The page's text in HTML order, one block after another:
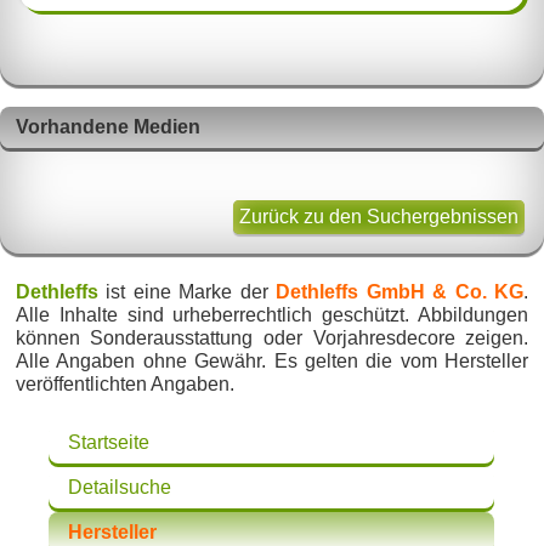
Vorhandene Medien
Zurück zu den Suchergebnissen
Dethleffsist eine Marke der Dethleffs GmbH & Co. KG.
Alle Inhalte sind urheberrechtlich geschützt. Abbildungen
können Sonderausstattung oder Vorjahresdecore zeigen.
Alle Angaben ohne Gewähr. Es gelten die vom Hersteller
veröffentlichten Angaben.
Startseite
Detailsuche
Hersteller